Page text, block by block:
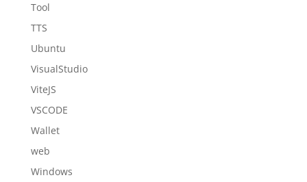
Tool
TTS
Ubuntu
VisualStudio
ViteJS
VSCODE
Wallet
web
Windows